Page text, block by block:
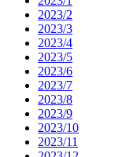
2023/2
2023/3
2023/4
2023/5
2023/6
2023/7
2023/8
2023/9
2023/10
2023/11